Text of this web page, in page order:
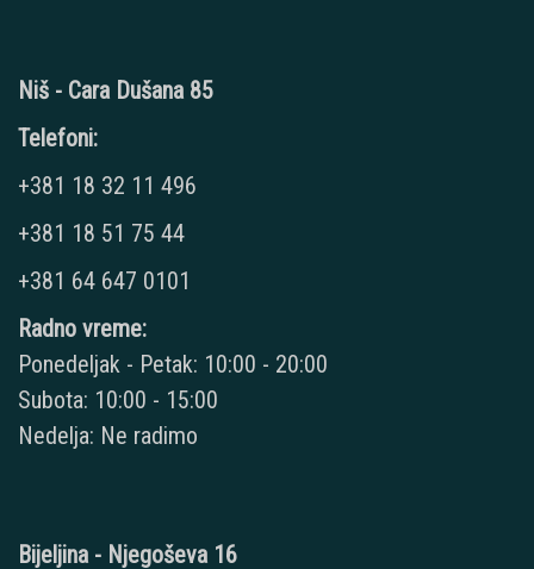
Niš - Cara Dušana 85
Telefoni:
+381 18 32 11 496
+381 18 51 75 44
+381 64 647 0101
Radno vreme:
Ponedeljak - Petak: 10:00 - 20:00
Subota: 10:00 - 15:00
Nedelja: Ne radimo
Bijeljina - Njegoševa 16